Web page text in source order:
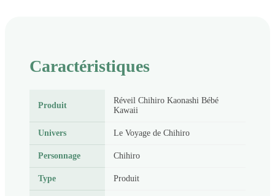
Caractéristiques
Produit
Réveil Chihiro Kaonashi Bébé
Kawaii
Univers Le Voyage de Chihiro
Personnage Chihiro
Type Produit